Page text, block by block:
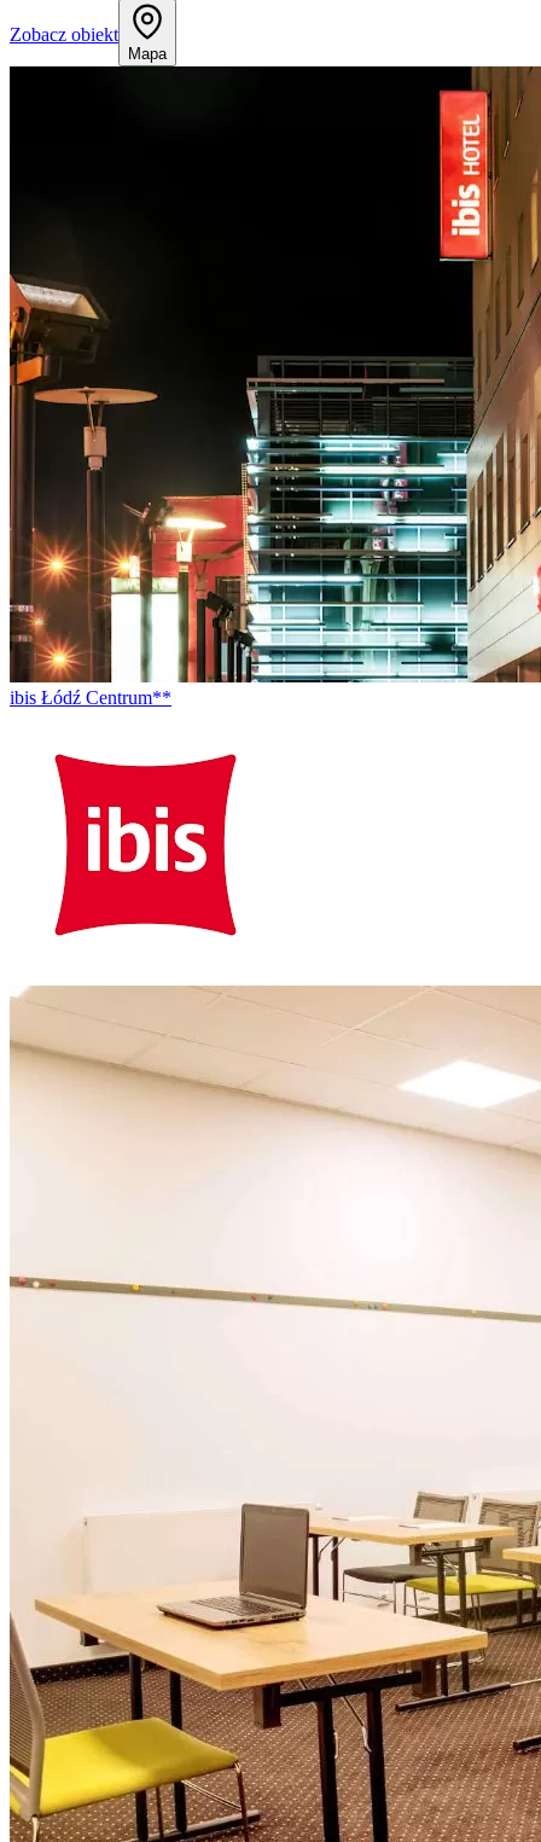
Zobacz obiekt
Mapa
ibis Łódź Centrum**